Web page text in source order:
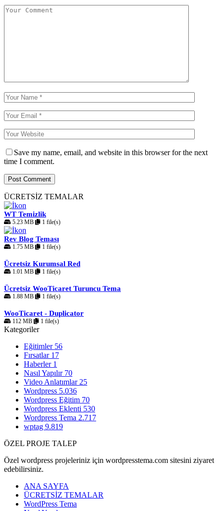
Save my name, email, and website in this browser for the next
time I comment.
ÜCRETSİZ TEMALAR
WT Temizlik
5.23 MB 1 file(s)
Rev Blog Teması
1.75 MB 1 file(s)
Ücretsiz Kurumsal Red
1.01 MB 1 file(s)
Ücretsiz WooTicaret Turuncu Tema
1.88 MB 1 file(s)
WooTicaret - Duplicator
112 MB 1 file(s)
Kategoriler
Eğitimler 56
Fırsatlar 17
Haberler 1
Nasıl Yapılır 70
Video Anlatımlar 25
Wordpress 5.036
Wordpress Eğitim 70
Wordpress Eklenti 530
Wordpress Tema 2.717
wptag 9.819
ÖZEL PROJE TALEP
Özel wordpress projeleriniz için wordpresstema.com sitesini ziyaret
edebilirsiniz.
ANA SAYFA
ÜCRETSİZ TEMALAR
WordPress Tema